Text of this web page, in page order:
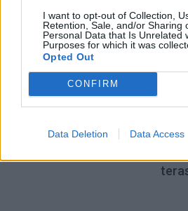
I want to opt-out of Collection,
Retention, Sale, and/or Sharing
Personal Data that Is Unrelated
Purposes for which it was
Opted Out
CONFIRM
Data Deletion Data Access
Patiltė keliaujantiems į
dar